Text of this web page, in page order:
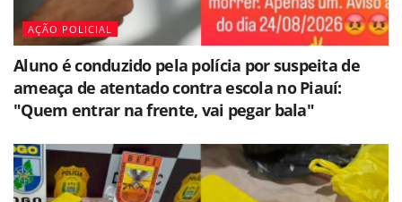
AÇÃO POLICIAL
Aluno é conduzido pela polícia por suspeita de
ameaça de atentado contra escola no Piauí:
"Quem entrar na frente, vai pegar bala"